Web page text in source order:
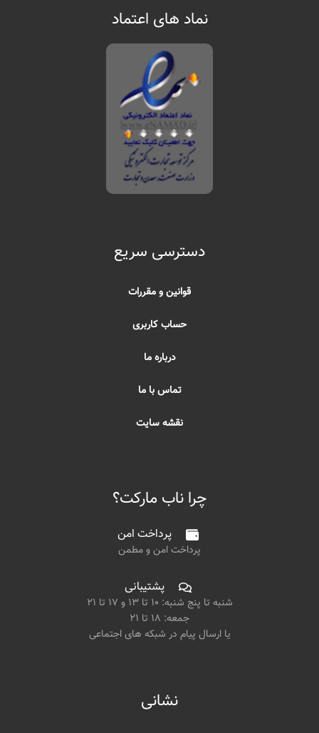
نماد های اعتماد
دسترسی سریع
قوانین و مقررات
حساب کاربری
درباره ما
تماس با ما
نقشه سایت
چرا ناب مارکت؟
پرداخت امن
پرداخت امن و مطمن
پشتیبانی
شنبه تا پنج شنبه: ۱۰ تا ۱۳ و ۱۷ تا ۲۱
جمعه: ۱۸ تا ۲۱
یا ارسال پیام در شبکه های اجتماعی
نشانی